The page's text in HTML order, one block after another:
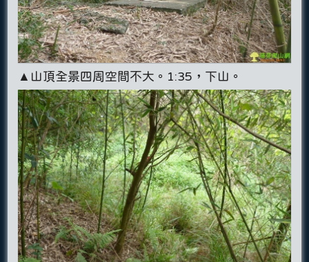
▲山頂全景四周空間不大。1:35，下山。